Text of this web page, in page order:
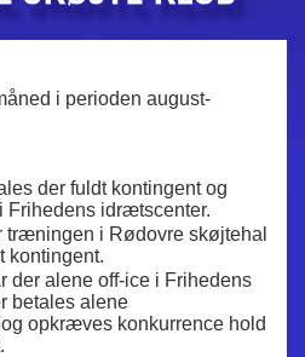
i perioden august-
der fuldt kontingent og
Frihedens idrætscenter.
træningen i Rødovre skøjtehal
kontingent.
der alene off-ice i Frihedens
betales alene
opkræves konkurrence hold